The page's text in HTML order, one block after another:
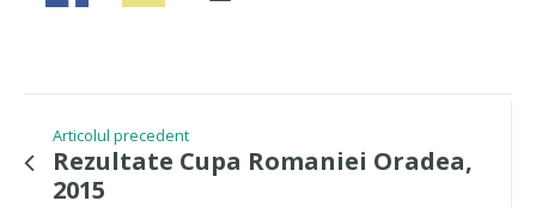
Articolul precedent
Rezultate Cupa Romaniei Oradea,
2015